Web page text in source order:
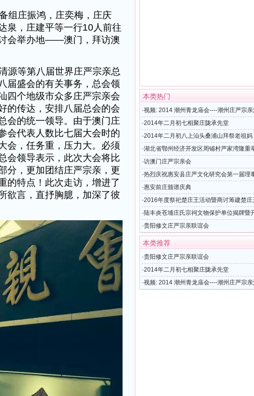
组庄振鸿，庄奕梅，庄庆
泉，庄建平等一行10人前往
会举办地——澳门，拜访澳
源等第八届世界庄严宗亲总
届盛会的有关事务，总会领
四个地级市众多庄严宗亲会
的传达，安排八届总会的会
会的统一领导。由于澳门庄
会代表人数比七届大会时的
会，任务重，压力大。必须
会领导表示，此次大会将比
分，更加团结庄严宗亲，更
的特点！此次走访，增进了
欲言，直抒胸臆，加深了彼
本类热门
·视频: 2014 潮州青龙庙会----潮州庄严宗亲
·2014年二月初七相聚庄陇承先堂
·2014年二月初八上汕头桑浦山拜祭老祖妈
·湖北省鄂州经济开发区周铺村严家湾隆重
家湾文化活动中心和宗祠落成庆典盛况
·访澳门庄严宗亲会
·热烈庆祝惠安县庄严文化研究会第一届理
二次会议隆重举行
·惠安前庄颁谱庆典
·2016年度祭祀楚庄王活动暨商讨筹建楚庄
馆邀请函
·陆丰炎苍埔庄氏宗祠文物保护单位揭牌暨
典
·贵阳修文庄严宗亲联谊会
本类推荐
·贵阳修文庄严宗亲联谊会
·2014年二月初七相聚庄陇承先堂
·视频: 2014 潮州青龙庙会----潮州庄严宗亲